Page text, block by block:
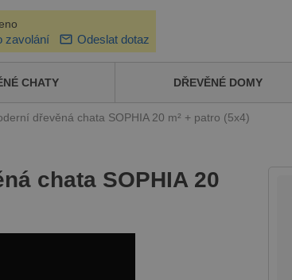
zavolání Odeslat dotaz
CHATY DŘEVĚNÉ DOMY
dřevěná chata SOPHIA 20 m² + patro (5x4)
chata SOPHIA 20